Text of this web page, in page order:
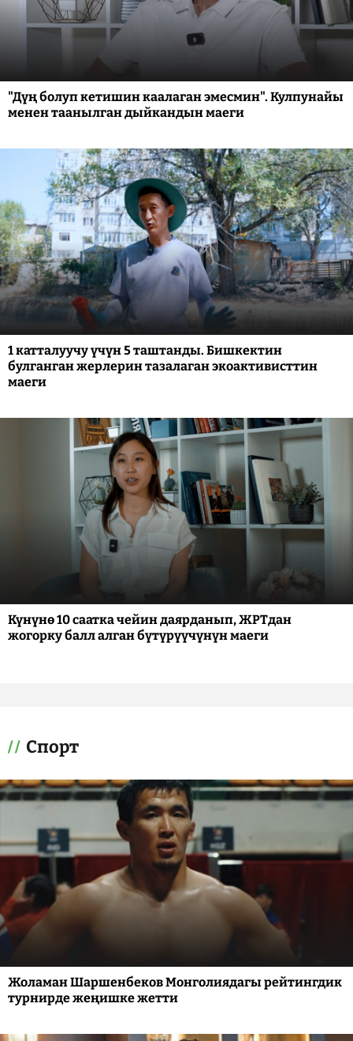
"Дүң болуп кетишин каалаган эмесмин". Кулпунайы
менен таанылган дыйкандын маеги
1 катталуучу үчүн 5 таштанды. Бишкектин
булганган жерлерин тазалаган экоактивисттин
маеги
Күнүнө 10 саатка чейин даярданып, ЖРТдан
жогорку балл алган бүтүрүүчүнүн маеги
Спорт
Жоламан Шаршенбеков Монголиядагы рейтингдик
турнирде жеңишке жетти